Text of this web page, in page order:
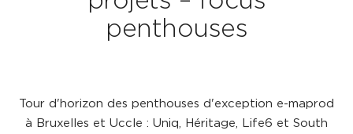
penthouses
Tour d'horizon des penthouses d'exception e-maprod
à Bruxelles et Uccle : Uniq, Héritage, Life6 et South